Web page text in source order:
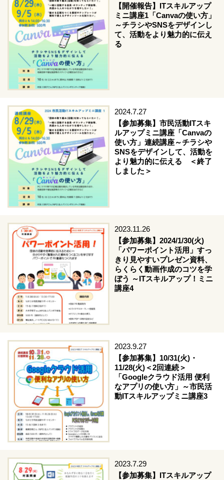
【開催報告】ITスキルアップ
ミニ講座1「Canvaの使い方」
～チラシやSNSをデザインし
て、活動をより魅力的に伝え
る
2024.7.27
【参加募集】市民活動ITスキ
ルアップミニ講座「Canvaの
使い方」連続講座～チラシや
SNSをデザインして、活動を
より魅力的に伝える ＜終了
しました＞
2023.11.26
【参加募集】2024/1/30(火)
「パワーポイント活用」すっ
きり見やすいプレゼン資料、
らくらく動画作成のコツを学
ぼう ～ITスキルアップ！ミニ
講座4
2023.9.27
【参加募集】10/31(火)・
11/28(火)＜2回連続＞
「Googleクラウド活用 便利
なアプリの使い方」～市民活
動ITスキルアップミニ講座3
2023.7.29
【参加募集】ITスキルアップ